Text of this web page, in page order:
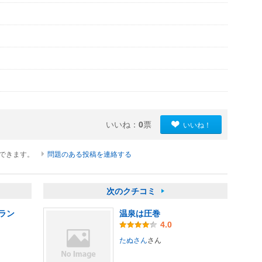
いいね： 0票 いいね！
きます。 問題のある投稿を連絡する
ン
次のクチコミ
温泉は圧巻
4.0
たぬさんさん